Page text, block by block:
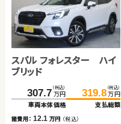
スバル フォレスター ハイ
ブリッド
307.7 （税込）
万円
車両本体価格
319.8 （税込）
万円
支払総額
諸費用：12.1 万円 （税込）
スズキ ジムニーシエラ
169.0 （税込）
万円
車両本体価格
180.7 （税込）
万円
支払総額
諸費用：11.7 万円 （税込）
スズキ ワゴンＲ
40.5 （税込）
万円
車両本体価格
48.9 （税込）
万円
支払総額
諸費用：8.4万円（税込）